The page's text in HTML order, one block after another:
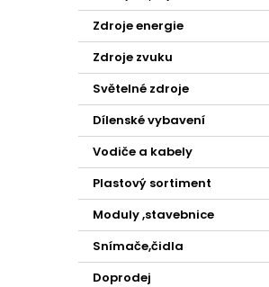
Zdroje energie
Zdroje zvuku
Světelné zdroje
Dílenské vybavení
Vodiče a kabely
Plastový sortiment
Moduly ,stavebnice
Snímače,čidla
Doprodej